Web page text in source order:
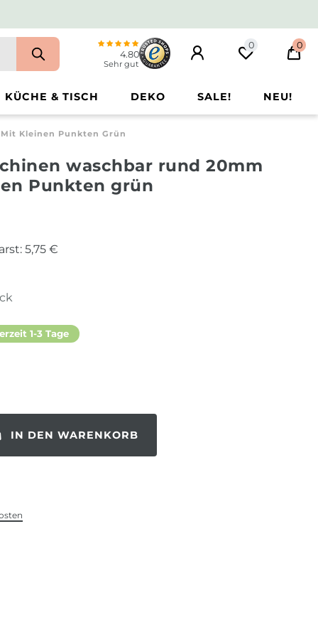
4.80
Sehr gut
0 0
KÜCHE & TISCH DEKO SALE! NEU!
Kleinen Punkten Grün
waschbar rund 20mm
Punkten grün
5,75 €
1-3 Tage
IN DEN WARENKORB